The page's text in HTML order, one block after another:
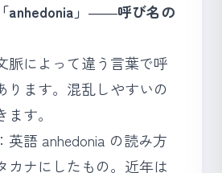
anhedonia」――呼び名の
脈によって違う言葉で呼
ります。混乱しやすいの
す。
：英語 anhedonia の読み方
カナにしたもの。近年は